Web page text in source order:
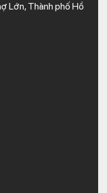
Lớn, Thành phố Hồ